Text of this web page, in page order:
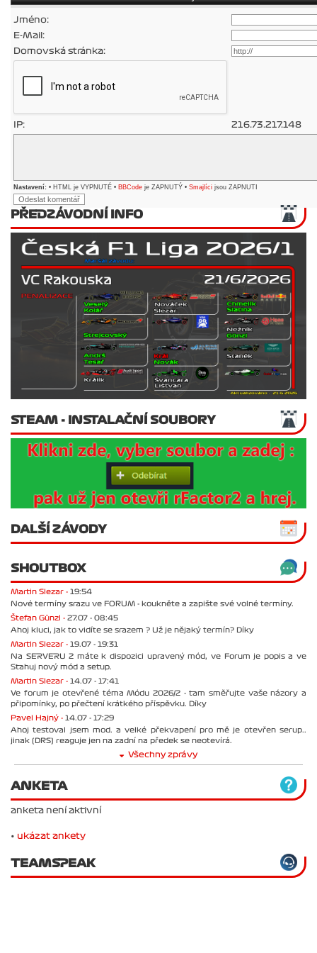
Jméno:
E-Mail:
Domovská stránka:
IP: 216.73.217.148
Nastavení: • HTML je VYPNUTÉ • BBCode je ZAPNUTÝ • Smajlíci jsou ZAPNUTI
PŘEDZÁVODNÍ INFO
STEAM - INSTALAČNÍ SOUBORY
DALŠÍ ZÁVODY
SHOUTBOX
Martin Slezar - 19:54
Nové termíny srazu ve FORUM - koukněte a zapište své volné termíny.
Štefan Günzl - 27.07 - 08:45
Ahoj kluci, jak to vidíte se srazem ? Už je nějaký termín? Díky
Martin Slezar - 19.07 - 19:31
Na SERVERU 2 máte k dispozici upravený mód, ve Forum je popis a ve
Stahuj nový mód a setup.
Martin Slezar - 14.07 - 17:41
Ve forum je otevřené téma Módu 2026/2 - tam směřujte vaše názory a
připomínky, po přečtení krátkého příspěvku. Díky
Pavel Hajný - 14.07 - 17:29
Ahoj testoval jsem mod. a velké překvapení pro mě je otevřen serup..
jinak (DRS) reaguje jen na zadní na předek se neotevírá.
Všechny zprávy
ANKETA
anketa není aktivní
• ukázat ankety
TEAMSPEAK